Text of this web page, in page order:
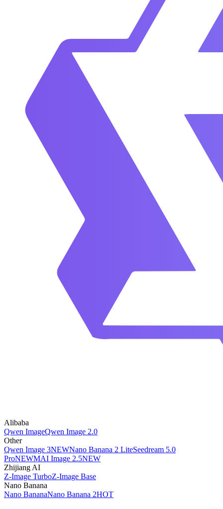
Alibaba
Qwen ImageQwen Image 2.0
Other
Qwen Image 3NEWNano Banana 2 LiteSeedream 5.0
ProNEWMAI Image 2.5NEW
Zhijiang AI
Z-Image TurboZ-Image Base
Nano Banana
Nano BananaNano Banana 2HOT